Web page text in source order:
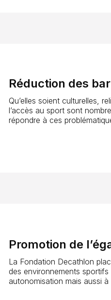
Réduction des
Qu’elles soient culturelles,
l’accès au sport sont
répondre à ces
Promotion de
La Fondation Decathlon
des environnements
autonomisation mais aussi